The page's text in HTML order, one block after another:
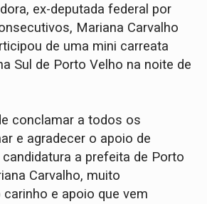
ex-deputada federal por
Mariana Carvalho
de uma mini carreata
Sul de Porto Velho na noite de
conclamar a todos os
e agradecer o apoio de
a prefeita de Porto
Carvalho, muito
e apoio que vem